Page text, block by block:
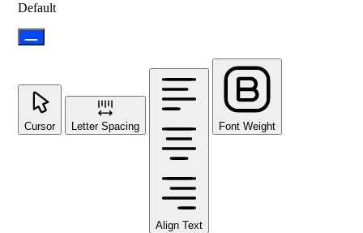
Default
Cursor Letter Spacing
Align Text
Font Weight